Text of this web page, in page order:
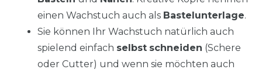
einen Wachstuch auch als Bastelunterlage.
Sie können Ihr Wachstuch natürlich auch
spielend einfach selbst schneiden (Schere
oder Cutter) und wenn sie möchten auch